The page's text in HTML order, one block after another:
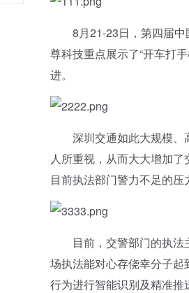
8月21-23日，第四届中
尊科技重点展示了“开车打
进。
深圳交通如此大规模、
人所重视，从而大大增加
目前执法部门警力不足的压
目前，交警部门的执法主
场执法能对心存侥幸分子
行为进行智能识别及精准推